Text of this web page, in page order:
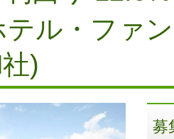
テル・ファ
)
募